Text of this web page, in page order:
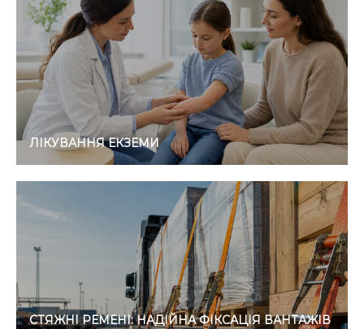
ЛІКУВАННЯ ЕКЗЕМИ
СТЯЖНІ РЕМЕНІ: НАДІЙНА ФІКСАЦІЯ ВАНТАЖІВ